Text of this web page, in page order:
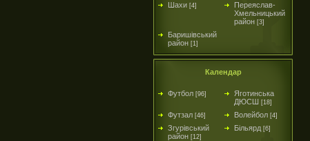
Шахи [4]
Переяслав-
Хмельницький
район [3]
Баришівський
район [1]
Календар
Футбол [96]
Яготинська
ДЮСШ [18]
Футзал [46] Волейбол [4]
Згурівський
район [12]
Більярд [6]